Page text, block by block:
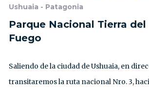
Ushuaia - Patagonia
Parque Nacional Tierra del
Fuego
Saliendo de la ciudad de Ushuaia, en
transitaremos la ruta nacional Nro. 3,